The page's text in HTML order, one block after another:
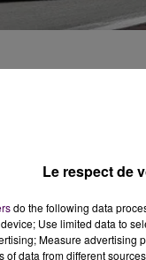
juillet son retrait
24 Heures
d’endurance à la
LMP 1, l’a
de
Le respect de
do the following data
Use limited data to
Measure advertising
of data from different